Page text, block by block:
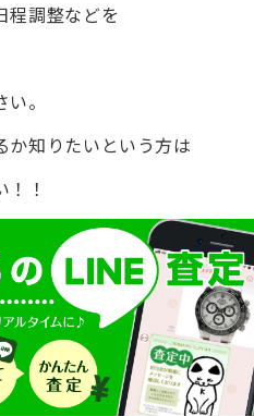
程調整などを
。
か知りたいという方は
！